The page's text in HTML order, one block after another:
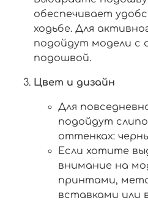
обеспечивает
ходьбе. Для
подойдут модели с
подошвой.
Цвет и дизайн
Для
подойдут
оттенках:
Если хотите
внимание на
принтами,
вставками или